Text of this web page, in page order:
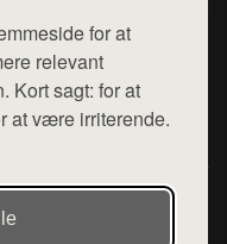
for at
relevant
Kort sagt: for at
at være irriterende.
hej@want.dk
og privatlivspolitik
en række